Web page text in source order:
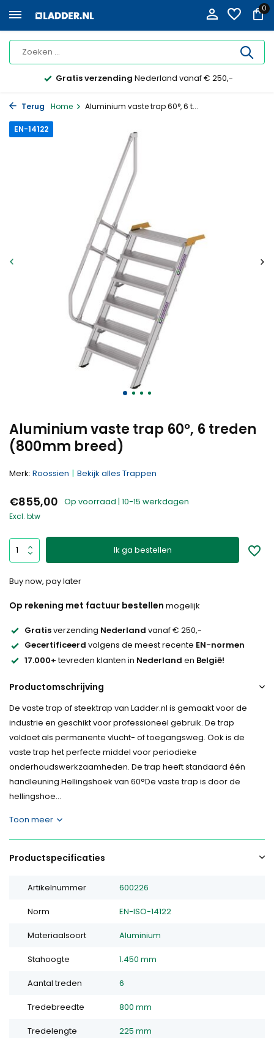
0
Gratis verzending Nederland vanaf € 250,-
Terug Home Aluminium vaste trap 60°, 6 t...
Aluminium vaste trap 60°, 6 treden
(800mm breed)
EN-14122
Merk: Roossien Bekijk alles Trappen
€855,00 Op voorraad | 10-15 werkdagen
Excl. btw
Ik ga bestellen
Buy now, pay later
Op rekening met factuur bestellen mogelijk
Gratisverzending Nederland vanaf € 250,-
Gecertificeerd volgens de meest recente EN-normen
17.000+tevreden klanten in Nederland en België!
Productomschrijving
De vaste trap of steektrap van Ladder.nl is gemaakt voor de
industrie en geschikt voor professioneel gebruik. De trap
voldoet als permanente vlucht- of toegangsweg. Ook is de
vaste trap het perfecte middel voor periodieke
onderhoudswerkzaamheden. De trap heeft standaard één
handleuning.Hellingshoek van 60°De vaste trap is door de
hellingshoe...
Toon meer
Productspecificaties
Artikelnummer 600226
Norm EN-ISO-14122
Materiaalsoort Aluminium
Stahoogte 1.450 mm
Aantal treden 6
Tredebreedte 800 mm
Tredelengte 225 mm